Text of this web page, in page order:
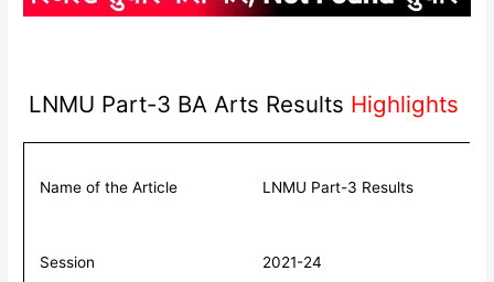
LNMU Part-3 BA Arts Results Highlights
Name of the Article LNMU Part-3 Results
Session 2021-24